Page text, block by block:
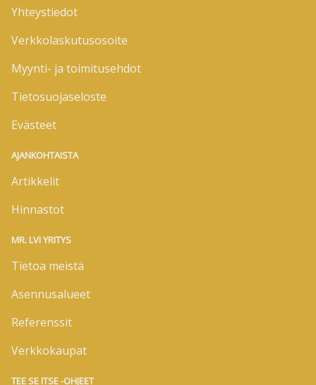
Yhteystiedot
Verkkolaskutusosoite
Myynti- ja toimitusehdot
Tietosuojaseloste
Evästeet
AJANKOHTAISTA
Artikkelit
Hinnastot
MR. LVI YRITYS
Tietoa meistä
Asennusalueet
Referenssit
Verkkokaupat
TEE SE ITSE -OHJEET